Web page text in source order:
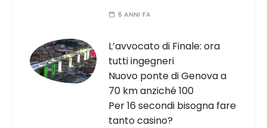
6 ANNI FA
L’avvocato di Finale: ora
tutti ingegneri
Nuovo ponte di Genova a
70 km anziché 100
Per 16 secondi bisogna fare
tanto casino?